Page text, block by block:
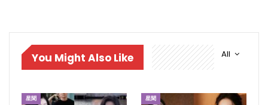
All
You Might Also Like
星聞 星聞